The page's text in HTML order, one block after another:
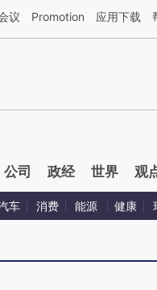
于财新文章[https://
议 Promotion 应用下载
公司 政经 世界 观
车 消费 能源 健康